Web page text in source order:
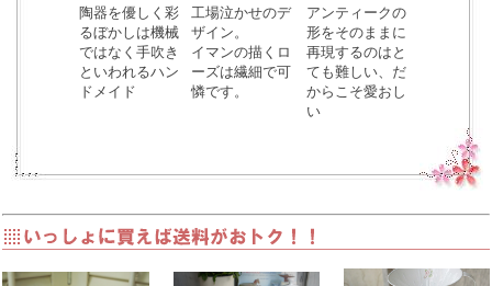
陶器を優しく彩
るぼかしは機械
ではなく手吹き
といわれるハン
ドメイド
工場泣かせのデ
ザイン。
イマンの描くロ
ーズは繊細で可
憐です。
アンティークの
形をそのままに
再現するのはと
ても難しい、だ
からこそ愛おし
い